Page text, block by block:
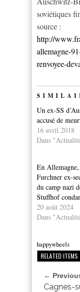
soviétiques
source :
http://
allemagne-
renvoyee-
Un ex-SS
accusé de
16 avril 2018
Dans
En
Furchner ex-
du camp nazi
Stuffhof
20 août 2024
Dans
happywheels
RELATED ITEMS
←
Cagnes-